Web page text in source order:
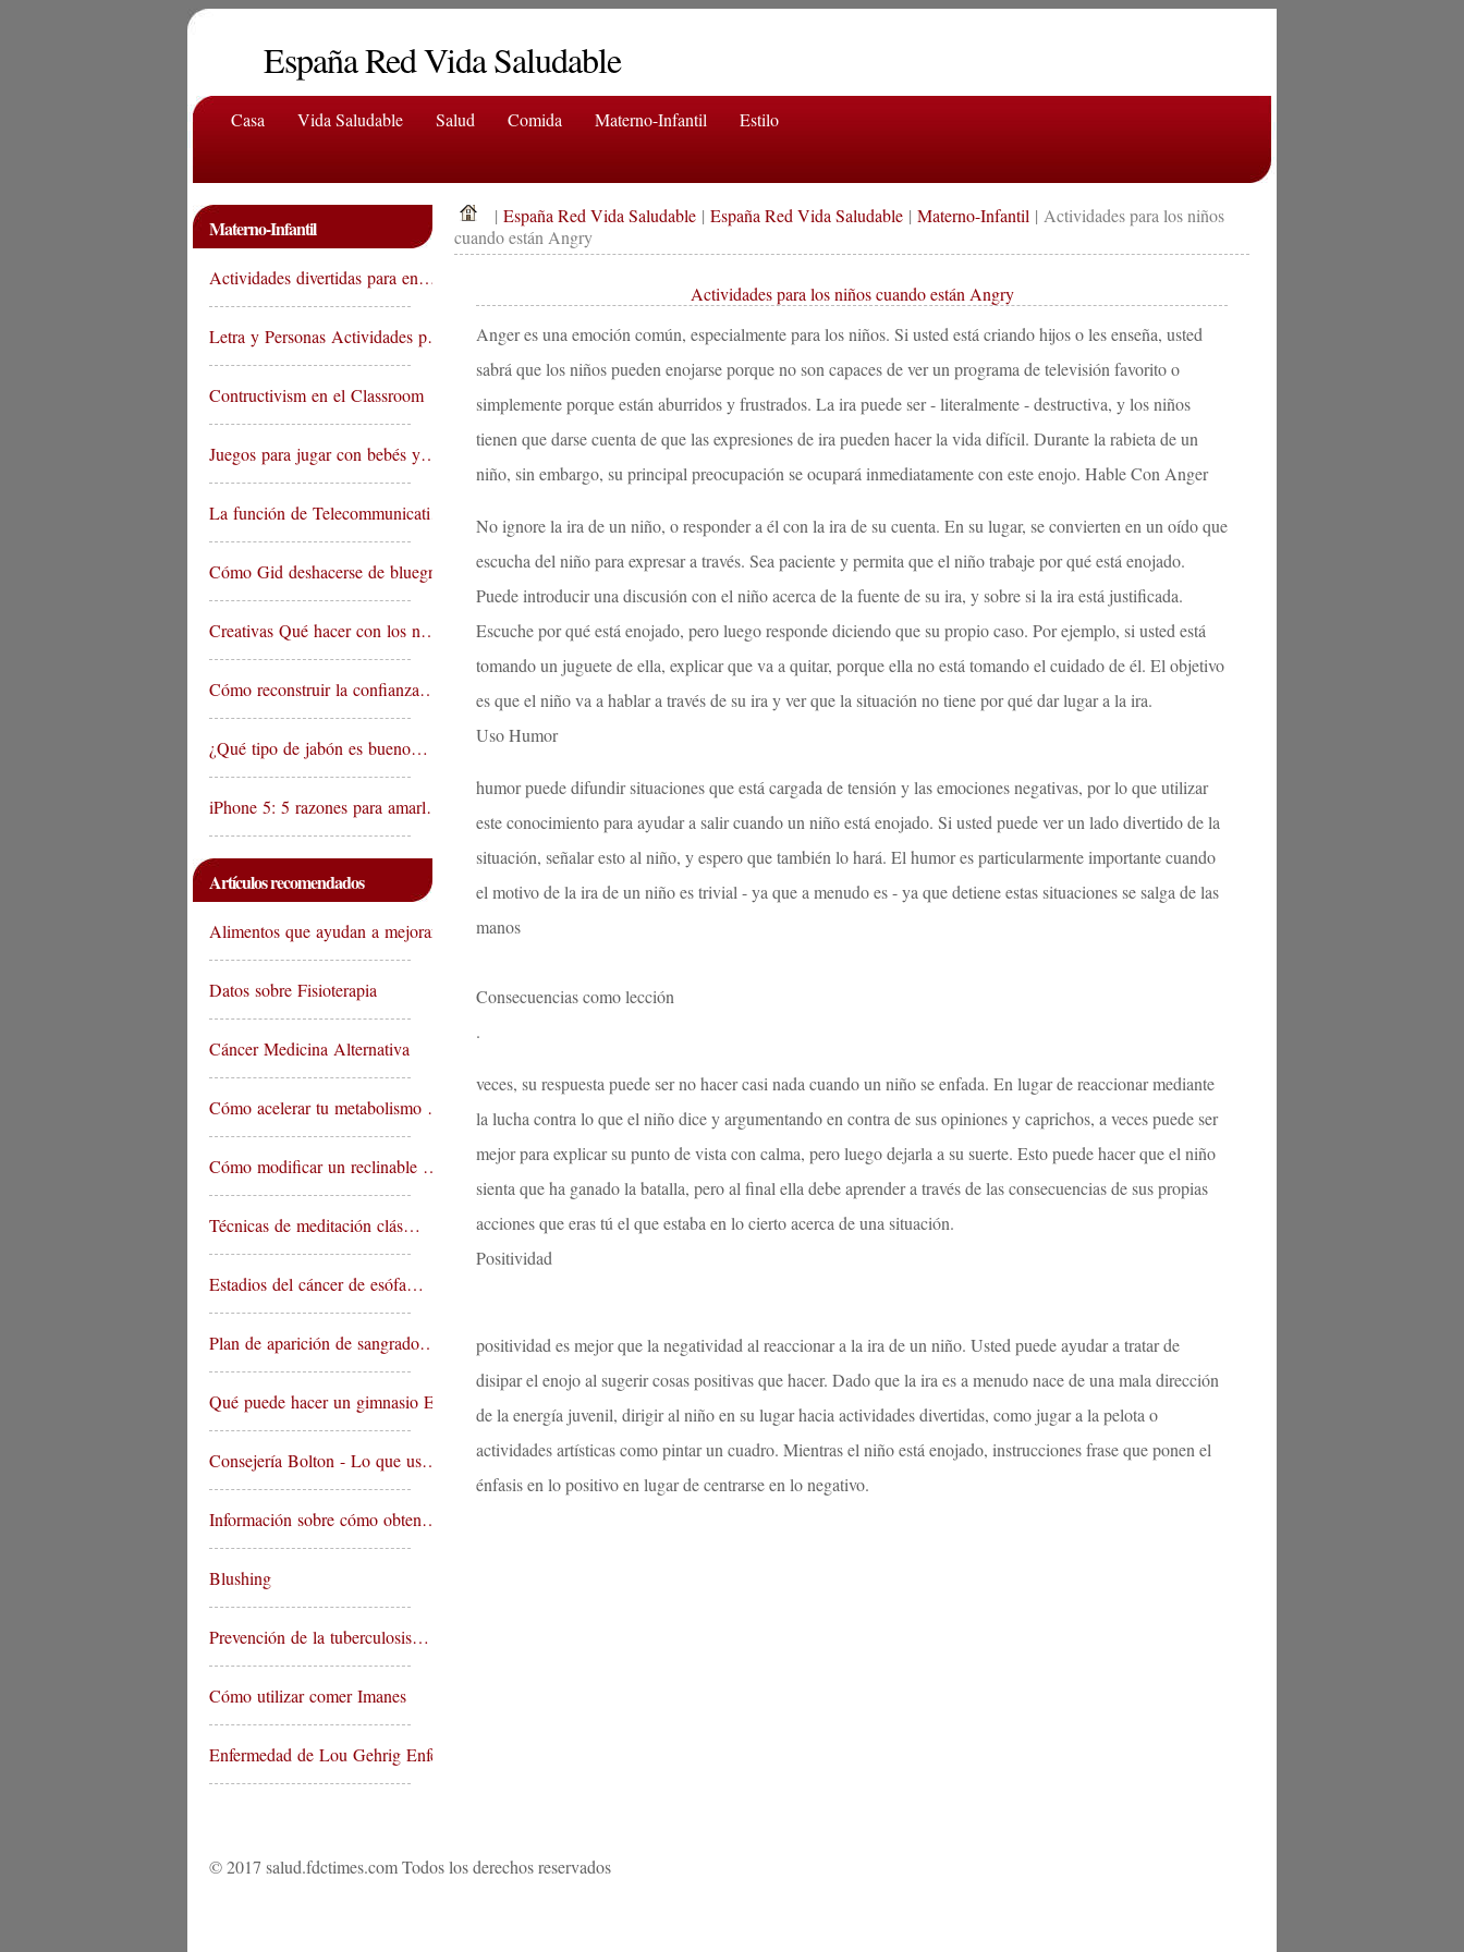
España Red Vida Saludable
Casa Vida Saludable Salud Comida Materno-Infantil Estilo
Materno-Infantil
Actividades divertidas para en…
Letra y Personas Actividades p…
Contructivism en el Classroom
Juegos para jugar con bebés y…
La función de Telecommunicati…
Cómo Gid deshacerse de bluegr…
Creativas Qué hacer con los n…
Cómo reconstruir la confianza…
¿Qué tipo de jabón es bueno…
iPhone 5: 5 razones para amarl…
Artículos recomendados
Alimentos que ayudan a mejorar…
Datos sobre Fisioterapia
Cáncer Medicina Alternativa
Cómo acelerar tu metabolismo …
Cómo modificar un reclinable …
Técnicas de meditación clás…
Estadios del cáncer de esófa…
Plan de aparición de sangrado…
Qué puede hacer un gimnasio E…
Consejería Bolton - Lo que us…
Información sobre cómo obten…
Blushing
Prevención de la tuberculosis…
Cómo utilizar comer Imanes
Enfermedad de Lou Gehrig Enfer…
| España Red Vida Saludable | España Red Vida Saludable | Materno-Infantil | Actividades para los niños
cuando están Angry
Actividades para los niños cuando están Angry
Anger es una emoción común, especialmente para los niños. Si usted está criando hijos o les enseña, usted
sabrá que los niños pueden enojarse porque no son capaces de ver un programa de televisión favorito o
simplemente porque están aburridos y frustrados. La ira puede ser - literalmente - destructiva, y los niños
tienen que darse cuenta de que las expresiones de ira pueden hacer la vida difícil. Durante la rabieta de un
niño, sin embargo, su principal preocupación se ocupará inmediatamente con este enojo. Hable Con Anger
No ignore la ira de un niño, o responder a él con la ira de su cuenta. En su lugar, se convierten en un oído que
escucha del niño para expresar a través. Sea paciente y permita que el niño trabaje por qué está enojado.
Puede introducir una discusión con el niño acerca de la fuente de su ira, y sobre si la ira está justificada.
Escuche por qué está enojado, pero luego responde diciendo que su propio caso. Por ejemplo, si usted está
tomando un juguete de ella, explicar que va a quitar, porque ella no está tomando el cuidado de él. El objetivo
es que el niño va a hablar a través de su ira y ver que la situación no tiene por qué dar lugar a la ira.
Uso Humor
humor puede difundir situaciones que está cargada de tensión y las emociones negativas, por lo que utilizar
este conocimiento para ayudar a salir cuando un niño está enojado. Si usted puede ver un lado divertido de la
situación, señalar esto al niño, y espero que también lo hará. El humor es particularmente importante cuando
el motivo de la ira de un niño es trivial - ya que a menudo es - ya que detiene estas situaciones se salga de las
manos
Consecuencias como lección
.
veces, su respuesta puede ser no hacer casi nada cuando un niño se enfada. En lugar de reaccionar mediante
la lucha contra lo que el niño dice y argumentando en contra de sus opiniones y caprichos, a veces puede ser
mejor para explicar su punto de vista con calma, pero luego dejarla a su suerte. Esto puede hacer que el niño
sienta que ha ganado la batalla, pero al final ella debe aprender a través de las consecuencias de sus propias
acciones que eras tú el que estaba en lo cierto acerca de una situación.
Positividad
positividad es mejor que la negatividad al reaccionar a la ira de un niño. Usted puede ayudar a tratar de
disipar el enojo al sugerir cosas positivas que hacer. Dado que la ira es a menudo nace de una mala dirección
de la energía juvenil, dirigir al niño en su lugar hacia actividades divertidas, como jugar a la pelota o
actividades artísticas como pintar un cuadro. Mientras el niño está enojado, instrucciones frase que ponen el
énfasis en lo positivo en lugar de centrarse en lo negativo.
© 2017 salud.fdctimes.com Todos los derechos reservados